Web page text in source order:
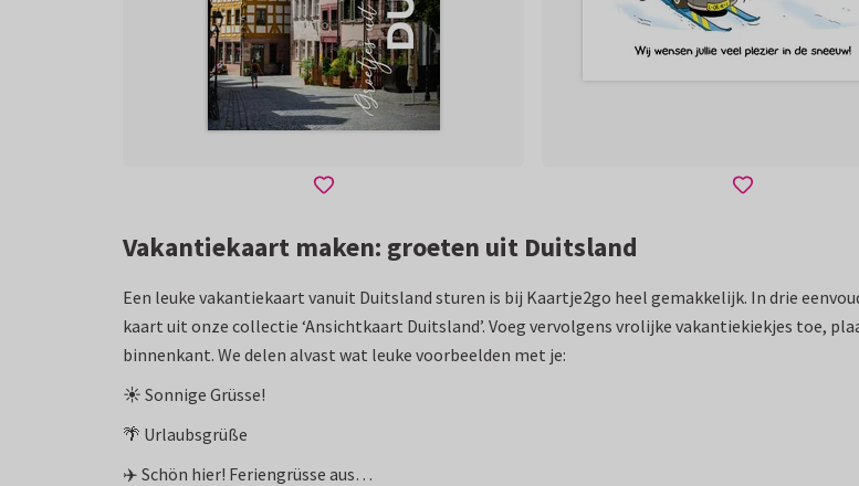
Vakantiekaart maken: groeten uit Duitsland
Een leuke vakantiekaart vanuit Duitsland sturen is bij Kaartje2go heel gemakkelijk. In drie
kaart uit onze collectie ‘Ansichtkaart Duitsland’. Voeg vervolgens vrolijke vakantiekiekjes toe,
binnenkant. We delen alvast wat leuke voorbeelden met je:
☀️ Sonnige Grüsse!
🌴 Urlaubsgrüße
✈️ Schön hier! Feriengrüsse aus…